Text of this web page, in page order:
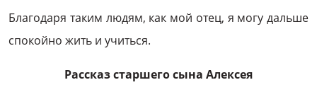
Благодаря таким людям, как мой отец, я могу дальше
спокойно жить и учиться.
Рассказ старшего сына Алексея